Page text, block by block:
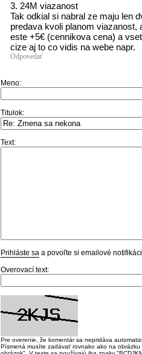
3. 24M viazanost
Tak odkial si nabral ze maju len
predava kvoli planom
este +5€ (cennikova cena) a
cize aj to co vidis na webe napr.
Odpovedať
Meno:
Titulok:
Text:
Prihláste sa a povoľte si emailové
Overovací text:
Pre overenie, že komentár sa nepridáva
Písmená musíte zadávať rovnako ako na